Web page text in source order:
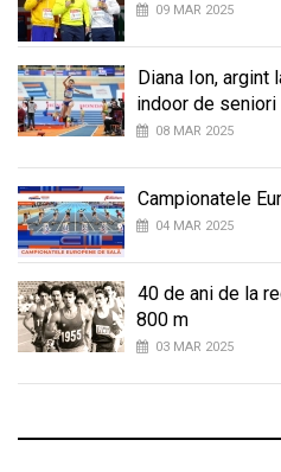
09 MAR 2025
Diana Ion, argint
indoor de seniori
08 MAR 2025
Campionatele
04 MAR 2025
40 de ani de la
800 m
03 MAR 2025